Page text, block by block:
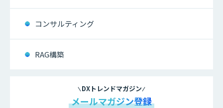
コンサルティング
RAG構築
DXトレンドマガジン
メールマガジン登録